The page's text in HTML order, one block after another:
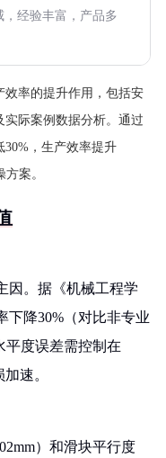
经验丰富，产品多
效率的提升作用，包括安
际案例数据分析。通过
，生产效率提升
案。
因。据《机械工程学
下降30%（对比非专业
平度误差需控制在
速。
）和滑块平行度